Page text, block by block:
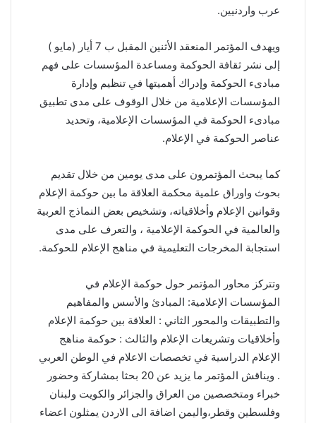
عرب واردنيين.
ويهدف المؤتمر المنعقد الأثنين المقبل ب 7 أيار (مايو )
إلى نشر ثقافة الحوكمة ومساعدة المؤسسات على فهم
مبادىء الحوكمة وإدراك أهميتها في تنظيم وإدارة
المؤسسات الإعلامية من خلال الوقوف على مدى تطبيق
مبادىء الحوكمة في المؤسسات الإعلامية، وتحديد
عناصر الحوكمة في الإعلام.
كما يبحث المؤتمرون على مدى يومين من خلال تقديم
بحوث واوراق علمية محكمة العلاقة ما بين حوكمة الإعلام
وقوانين الإعلام وأخلاقياته، وتشخيص بعض النماذج العربية
والعالمية في الحوكمة الإعلامية ، والتعرف على مدى
استجابة المخرجات التعليمية في مناهج الإعلام للحوكمة.
وتتركز محاور المؤتمر حول حوكمة الإعلام في
المؤسسات الإعلامية: المبادئ والأسس والمفاهيم
والتطبيقات والمحور الثاني : العلاقة بين حوكمة الإعلام
وأخلاقيات وتشريعات الإعلام والثالث : حوكمة مناهج
الإعلام الدراسية في تخصصات الاعلام في الوطن العربي
. ويناقش المؤتمر ما يزيد عن 20 بحثا بمشاركة وحضور
خبراء ومتخصصين من العراق والجزائر والكويت ولبنان
وفلسطين وقطر،واليمن اضافة الى الاردن يمثلون اعضاء